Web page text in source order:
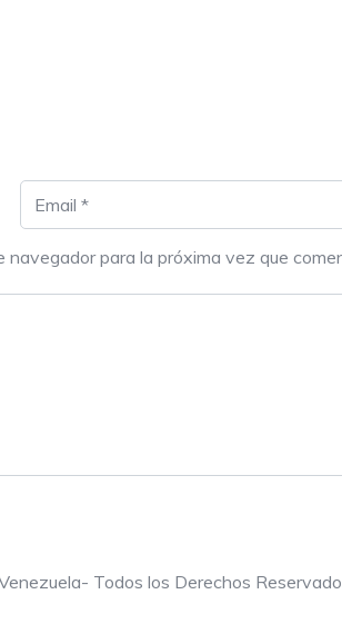
para la próxima vez que
Todos los Derechos